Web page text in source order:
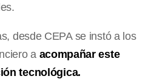
desde CEPA se instó a los
a acompañar este
tecnológica.